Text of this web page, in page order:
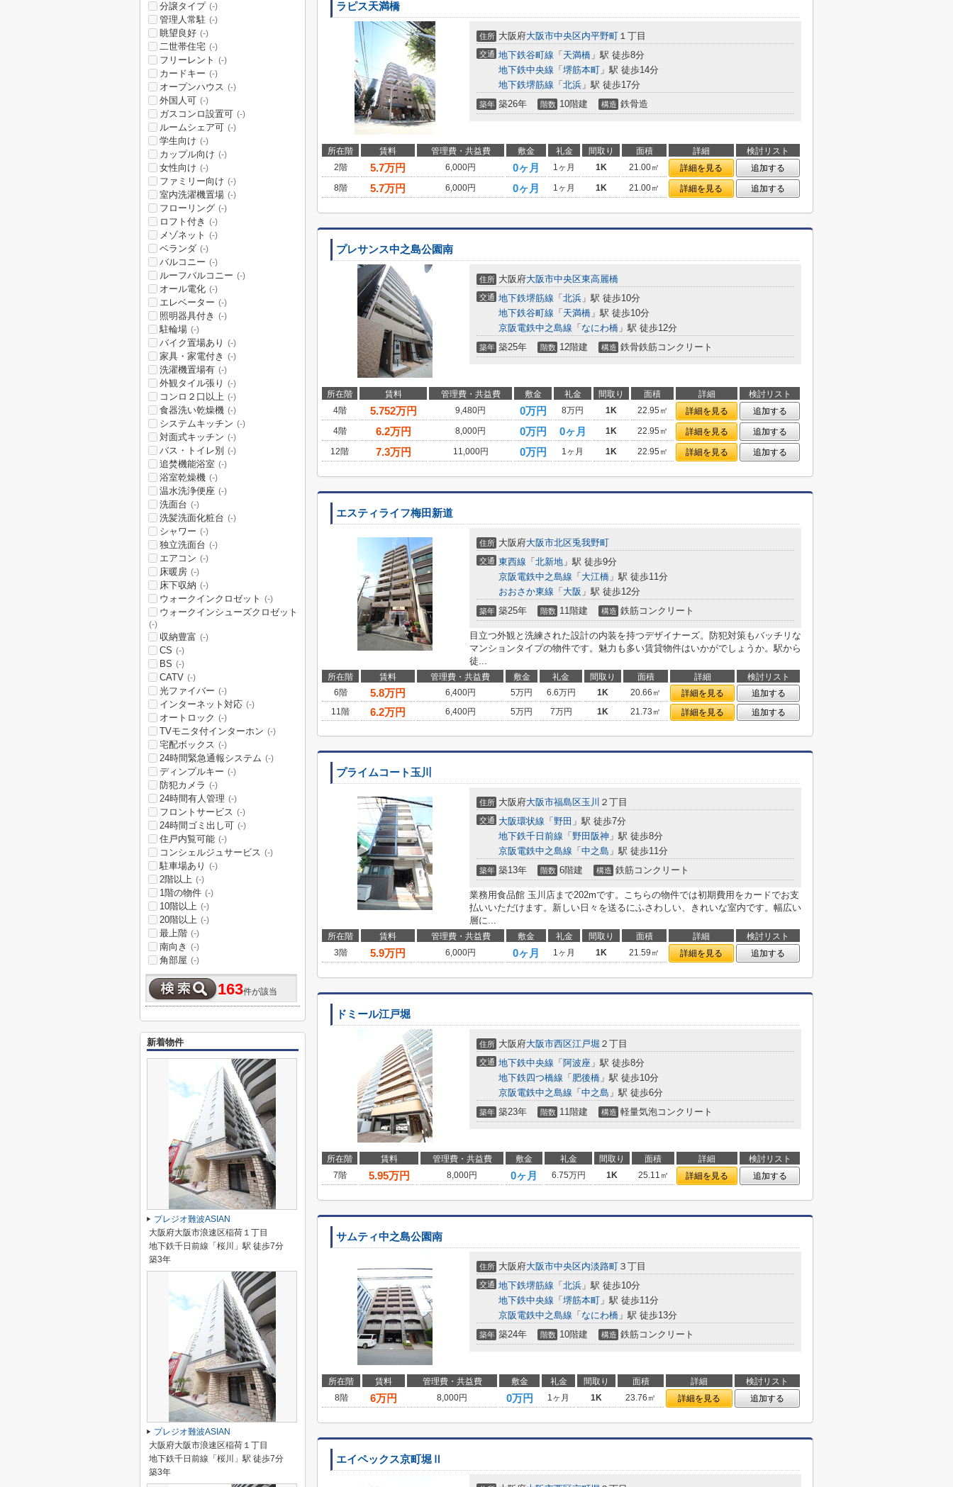
ラピス天満橋
住所 大阪府大阪市中央区内平野町 １丁目
交通 地下鉄谷町線 「 天満橋 」駅 徒歩8分
地下鉄中央線 「 堺筋本町 」駅 徒歩14分
地下鉄堺筋線 「 北浜 」駅 徒歩17分
築年 築26年 階数 10階建 構造 鉄骨造
所在階 賃料 管理費・共益費 敷金 礼金 間取り 面積 詳細
検討リスト
2階
5.7万円 6,000円 0ヶ月 1ヶ月 1K 21.00㎡ 詳細を見る
追加する
8階
5.7万円 6,000円 0ヶ月 1ヶ月 1K 21.00㎡ 詳細を見る 追加する
プレサンス中之島公園南
住所 大阪府大阪市中央区東高麗橋
交通 地下鉄堺筋線 「 北浜 」駅 徒歩10分
地下鉄谷町線 「 天満橋 」駅 徒歩10分
京阪電鉄中之島線 「 なにわ橋 」駅 徒歩12分
築年 築25年 階数 12階建 構造 鉄骨鉄筋コンクリート
所在階 賃料 管理費・共益費 敷金 礼金 間取り 面積 詳細
検討リスト
4階
5.752万円 9,480円 0万円 8万円 1K 22.95㎡ 詳細を見る
追加する
4階
6.2万円 8,000円 0万円 0ヶ月 1K 22.95㎡ 詳細を見る
追加する
12階
7.3万円 11,000円 0万円 1ヶ月 1K 22.95㎡ 詳細を見る 追加する
エスティライフ梅田新道
住所 大阪府大阪市北区兎我野町
交通 東西線 「 北新地 」駅 徒歩9分
京阪電鉄中之島線 「 大江橋 」駅 徒歩11分
おおさか東線 「 大阪 」駅 徒歩12分
築年 築25年 階数 11階建 構造 鉄筋コンクリート
目立つ外観と洗練された設計の内装を持つデザイナーズ。防犯対策もバッチリな
マンションタイプの物件です。魅力も多い賃貸物件はいかがでしょうか。駅から
徒...
所在階 賃料 管理費・共益費 敷金 礼金 間取り 面積 詳細
検討リスト
6階
5.8万円 6,400円 5万円 6.6万円 1K 20.66㎡ 詳細を見る
追加する
11階
6.2万円 6,400円 5万円 7万円 1K 21.73㎡ 詳細を見る 追加する
プライムコート玉川
住所 大阪府大阪市福島区玉川 ２丁目
交通 大阪環状線 「 野田 」駅 徒歩7分
地下鉄千日前線 「 野田阪神 」駅 徒歩8分
京阪電鉄中之島線 「 中之島 」駅 徒歩11分
築年 築13年 階数 6階建 構造 鉄筋コンクリート
業務用食品館 玉川店まで202mです。こちらの物件では初期費用をカードでお支
払いいただけます。新しい日々を送るにふさわしい、きれいな室内です。幅広い
層に...
所在階 賃料 管理費・共益費 敷金 礼金 間取り 面積 詳細
検討リスト
3階
5.9万円 6,000円 0ヶ月 1ヶ月 1K 21.59㎡ 詳細を見る 追加する
ドミール江戸堀
住所 大阪府大阪市西区江戸堀 ２丁目
交通 地下鉄中央線 「 阿波座 」駅 徒歩8分
地下鉄四つ橋線 「 肥後橋 」駅 徒歩10分
京阪電鉄中之島線 「 中之島 」駅 徒歩6分
築年 築23年 階数 11階建 構造 軽量気泡コンクリート
所在階 賃料 管理費・共益費 敷金 礼金 間取り 面積 詳細
検討リスト
7階
5.95万円 8,000円 0ヶ月 6.75万円 1K 25.11㎡ 詳細を見る 追加する
サムティ中之島公園南
住所 大阪府大阪市中央区内淡路町 ３丁目
交通 地下鉄堺筋線 「 北浜 」駅 徒歩10分
地下鉄中央線 「 堺筋本町 」駅 徒歩11分
京阪電鉄中之島線 「 なにわ橋 」駅 徒歩13分
築年 築24年 階数 10階建 構造 鉄筋コンクリート
所在階 賃料 管理費・共益費 敷金 礼金 間取り 面積 詳細
検討リスト
8階
6万円 8,000円 0万円 1ヶ月 1K 23.76㎡ 詳細を見る 追加する
エイペックス京町堀Ⅱ
分譲タイプ (-)
管理人常駐 (-)
眺望良好 (-)
二世帯住宅 (-)
フリーレント (-)
カードキー (-)
オープンハウス (-)
外国人可 (-)
ガスコンロ設置可 (-)
ルームシェア可 (-)
学生向け (-)
カップル向け (-)
女性向け (-)
ファミリー向け (-)
室内洗濯機置場 (-)
フローリング (-)
ロフト付き (-)
メゾネット (-)
ベランダ (-)
バルコニー (-)
ルーフバルコニー (-)
オール電化 (-)
エレベーター (-)
照明器具付き (-)
駐輪場 (-)
バイク置場あり (-)
家具・家電付き (-)
洗濯機置場有 (-)
外観タイル張り (-)
コンロ２口以上 (-)
食器洗い乾燥機 (-)
システムキッチン (-)
対面式キッチン (-)
バス・トイレ別 (-)
追焚機能浴室 (-)
浴室乾燥機 (-)
温水洗浄便座 (-)
洗面台 (-)
洗髪洗面化粧台 (-)
シャワー (-)
独立洗面台 (-)
エアコン (-)
床暖房 (-)
床下収納 (-)
ウォークインクロゼット (-)
ウォークインシューズクロゼット
(-)
収納豊富 (-)
CS (-)
BS (-)
CATV (-)
光ファイバー (-)
インターネット対応 (-)
オートロック (-)
TVモニタ付インターホン (-)
宅配ボックス (-)
24時間緊急通報システム (-)
ディンプルキー (-)
防犯カメラ (-)
24時間有人管理 (-)
フロントサービス (-)
24時間ゴミ出し可 (-)
住戸内覧可能 (-)
コンシェルジュサービス (-)
駐車場あり (-)
2階以上 (-)
1階の物件 (-)
10階以上 (-)
20階以上 (-)
最上階 (-)
南向き (-)
角部屋 (-)
163件が該当
新着物件
プレジオ難波ASIAN
大阪府大阪市浪速区稲荷１丁目
地下鉄千日前線「桜川」駅 徒歩7分
築3年
プレジオ難波ASIAN
大阪府大阪市浪速区稲荷１丁目
地下鉄千日前線「桜川」駅 徒歩7分
築3年